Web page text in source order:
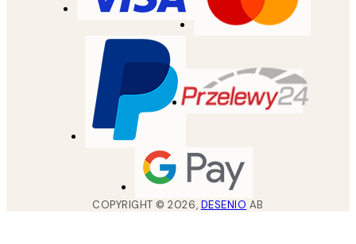
COPYRIGHT ©2026, DESENIO AB